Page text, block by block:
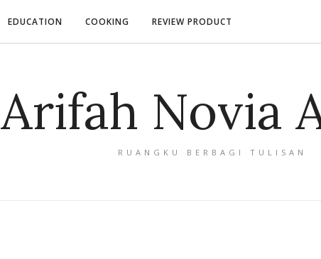
EDUCATION COOKING REVIEW PRODUCT
Arifah Novia
RUANGKU BERBAGI TULISAN